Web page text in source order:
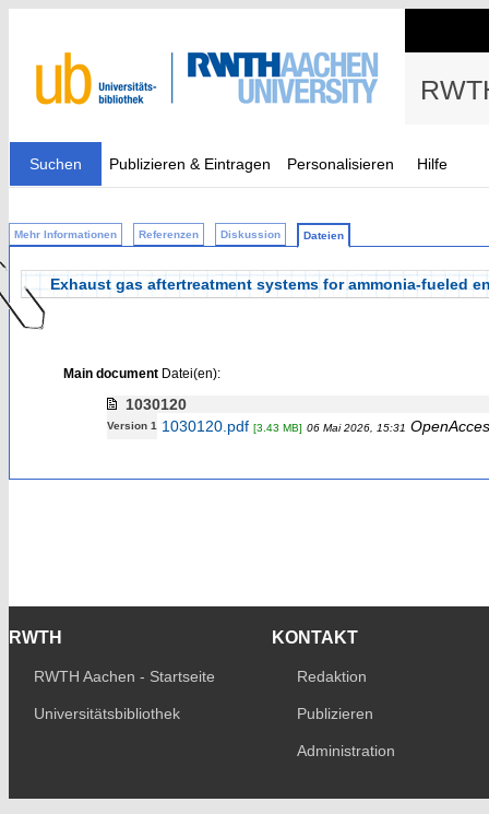
Suchen Publizieren & Eintragen Personalisieren Hilfe
Mehr Informationen Referenzen Diskussion Dateien
Exhaust gas aftertreatment systems for ammonia-fueled
Main documentDatei(en):
1030120
Version 1 1030120.pdf [3.43 MB] 06 Mai 2026, 15:31
RWTH
RWTH Aachen - Startseite
Universitätsbibliothek
KONTAKT
Redaktion
Publizieren
Administration